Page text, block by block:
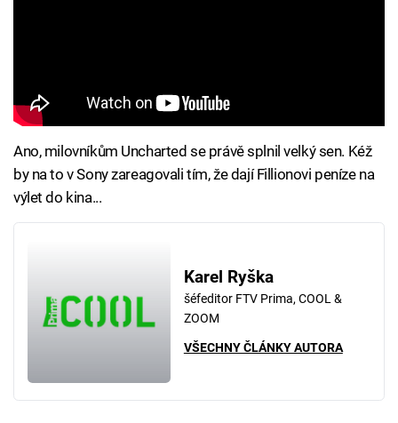
Ano, milovníkům Uncharted se právě splnil velký sen. Kéž
by na to v Sony zareagovali tím, že dají Fillionovi peníze na
výlet do kina...
Karel Ryška
šéfeditor FTV Prima, COOL &
ZOOM
VŠECHNY ČLÁNKY AUTORA